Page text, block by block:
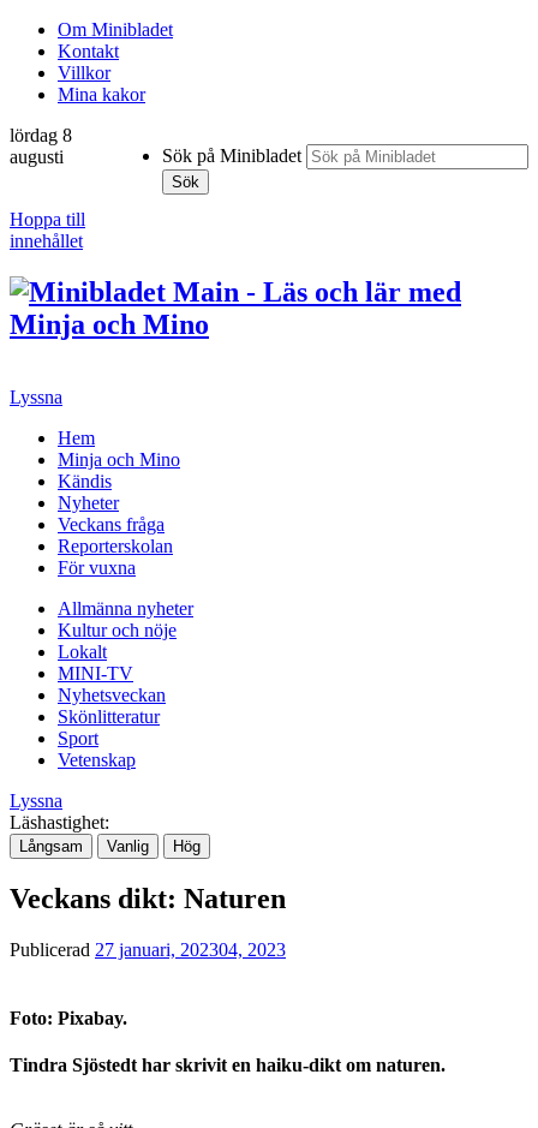
Om Minibladet
Kontakt
Villkor
Mina kakor
Sök på Minibladet
Sök
lördag 8
augusti
Hoppa till
innehållet
Lyssna
Hem
Minja och Mino
Kändis
Nyheter
Veckans fråga
Reporterskolan
För vuxna
Allmänna nyheter
Kultur och nöje
Lokalt
MINI-TV
Nyhetsveckan
Skönlitteratur
Sport
Vetenskap
Lyssna
Läshastighet:
Långsam Vanlig Hög
Veckans dikt: Naturen
Publicerad 27 januari, 202304, 2023
Foto: Pixabay.
Tindra Sjöstedt har skrivit en haiku-dikt om naturen.